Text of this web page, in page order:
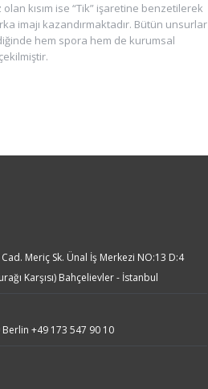
kısım ise “Tik” işaretine benzetilerek
imajı kazandırmaktadır. Bütün unsurlar
hem spora hem de kurumsal
Meriç Sk. Ünal İş Merkezi NO:13 D:4
Karşısı) Bahçelievler - İstanbul
Berlin+49 173 547 90 10